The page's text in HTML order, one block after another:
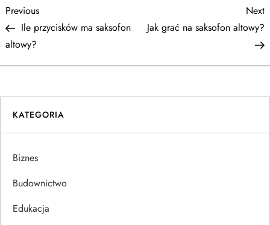
N
a
w
i
g
a
c
Previous
Post
Previous
Ile przycisków ma saksofon
altowy?
Next
Jak grać na saksofon altowy?
KATEGORIA
Biznes
Budownictwo
Edukacja